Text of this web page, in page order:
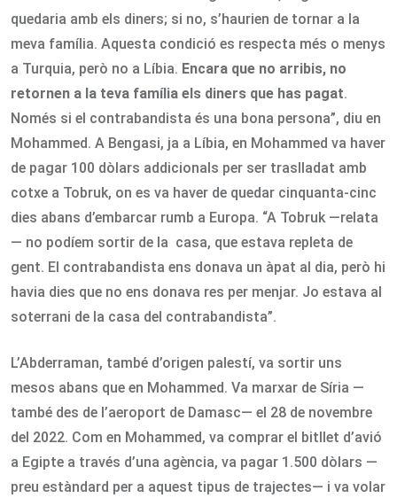
quedaria amb els diners; si no, s’haurien de tornar a la
meva família. Aquesta condició es respecta més o menys
a Turquia, però no a Líbia. Encara que no arribis, no
retornen a la teva família els diners que has pagat.
Només si el contrabandista és una bona persona”, diu en
Mohammed. A Bengasi, ja a Líbia, en Mohammed va haver
de pagar 100 dòlars addicionals per ser traslladat amb
cotxe a Tobruk, on es va haver de quedar cinquanta-cinc
dies abans d’embarcar rumb a Europa. “A Tobruk —relata
— no podíem sortir de la casa, que estava repleta de
gent. El contrabandista ens donava un àpat al dia, però hi
havia dies que no ens donava res per menjar. Jo estava al
soterrani de la casa del contrabandista”.
L’Abderraman, també d’origen palestí, va sortir uns
mesos abans que en Mohammed. Va marxar de Síria —
també des de l’aeroport de Damasc— el 28 de novembre
del 2022. Com en Mohammed, va comprar el bitllet d’avió
a Egipte a través d’una agència, va pagar 1.500 dòlars —
preu estàndard per a aquest tipus de trajectes— i va volar